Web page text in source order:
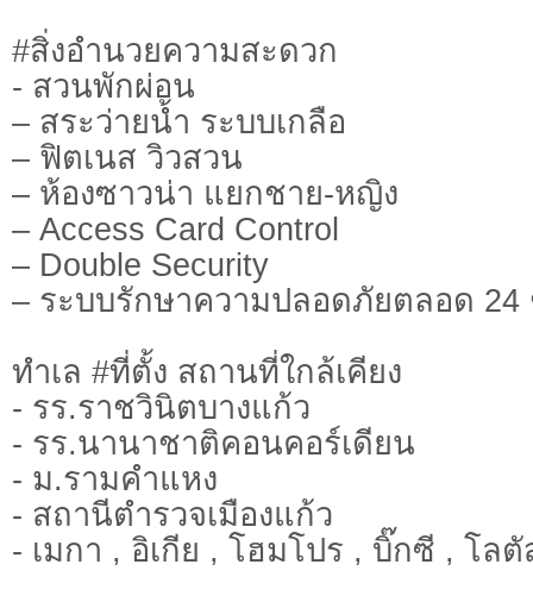
#สิ่งอำนวยความสะดวก
- สวนพักผ่อน
– สระว่ายน้ำ ระบบเกลือ
– ฟิตเนส วิวสวน
– ห้องซาวน่า แยกชาย-หญิง
– Access Card Control
– Double Security
– ระบบรักษาความปลอดภัยตลอด 24
ทำเล #ที่ตั้ง สถานที่ใกล้เคียง
- รร.ราชวินิตบางแก้ว
- รร.นานาชาติคอนคอร์เดียน
- ม.รามคำแหง
- สถานีตำรวจเมืองแก้ว
- เมกา , อิเกีย , โฮมโปร , บิ๊กซี , โล